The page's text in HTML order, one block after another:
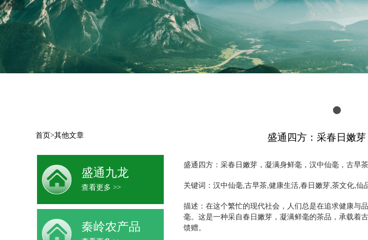
首页>其他文章
盛通九龙
查看更多 >>
秦岭农产品
盛通四方：采春日嫩
盛通四方：采春日嫩芽，凝满身鲜毫，汉中仙毫，古早
关键词：汉中仙毫,古早茶,健康生活,春日嫩芽,茶文化,仙
描述：在这个繁忙的现代社会，人们总是在追求健康
毫。这是一种采自春日嫩芽，凝满鲜毫的茶品，承载着
馈赠。